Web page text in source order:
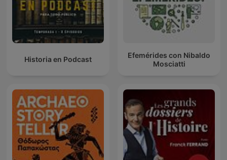
Historia en Podcast
Efemérides con Nibaldo
Mosciatti